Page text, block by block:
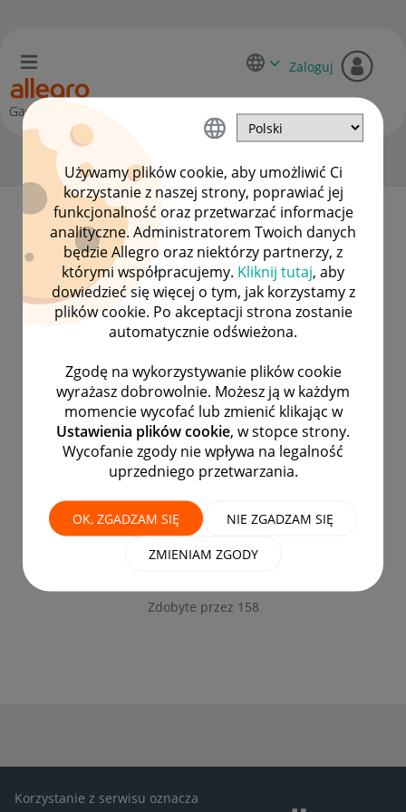
Używamy plików cookie, aby umożliwić Ci
korzystanie z naszej strony, poprawiać jej
funkcjonalność oraz przetwarzać informacje
analityczne. Administratorem Twoich danych
będzie Allegro oraz niektórzy partnerzy, z
którymi współpracujemy. Kliknij tutaj, aby
dowiedzieć się więcej o tym, jak korzystamy z
plików cookie. Po akceptacji strona zostanie
automatycznie odświeżona.
Zgodę na wykorzystywanie plików cookie
wyrażasz dobrowolnie. Możesz ją w każdym
momencie wycofać lub zmienić klikając w
Ustawienia plików cookie, w stopce strony.
Wycofanie zgody nie wpływa na legalność
uprzedniego przetwarzania.
OK, ZGADZAM SIĘ NIE ZGADZAM SIĘ
ZMIENIAM ZGODY
Gadane
Zaloguj
O vonNogay
Liczba wizytówek zdobytych przez
użytkownika vonNogay to 2.
1. urodziny Gadane
‎08-02-2021
Zdobyte przez 41 520
Jak dwie krople wody!
Zdobyte przez 158
Korzystanie z serwisu oznacza